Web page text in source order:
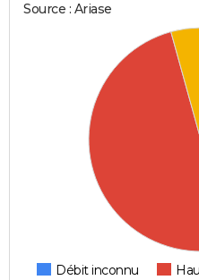
Source : Ariase
Débit inconnu